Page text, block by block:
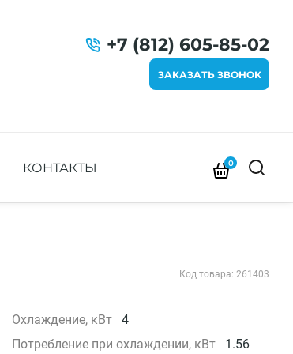
+7 (812) 605-85-02
ЗАКАЗАТЬ ЗВОНОК
КОНТАКТЫ 0
Код товара: 261403
Охлаждение, кВт
4
Потребление при охлаждении, кВт
1.56